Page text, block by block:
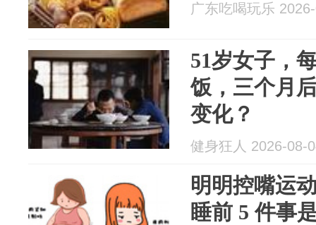
广东吃喝玩乐
51岁女子，
饭，三个月
变化？
健身狂人 2026-08-
明明控嘴运
睡前 5 件事